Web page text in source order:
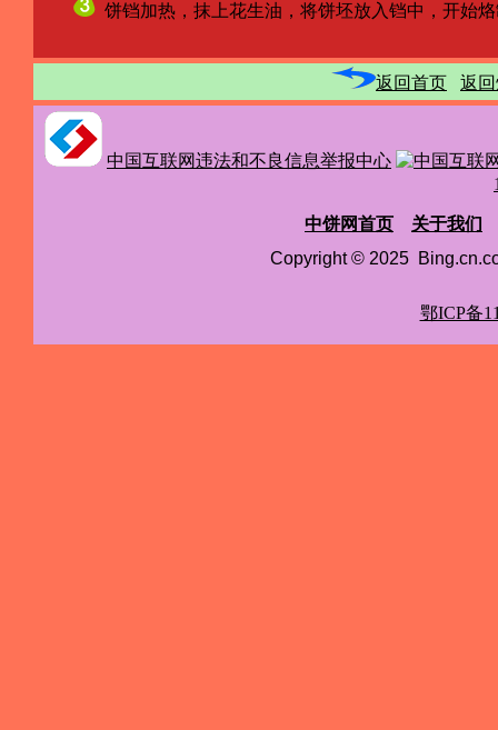
饼铛加热，抹上花生油，将饼坯放入铛中，开始
返回首页 返
中国互联网违法和不良信息举报中心
中饼网首页
关于我们
Copyright © 2025
鄂ICP备